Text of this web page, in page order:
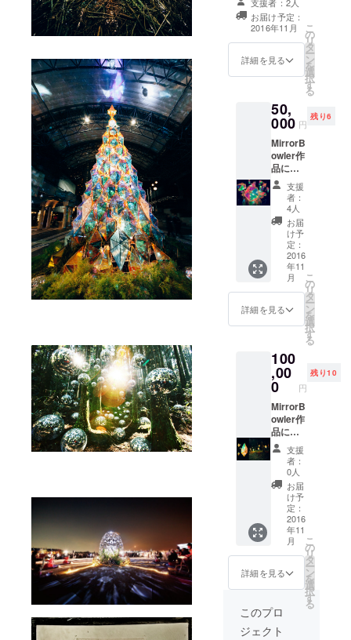
のを授か
り、1年間家
族4人でバッ
クパックを
背負って世
する。現在
はデザイン
の仕事をし
ながら、家
元としてミ
ラーボー
ラーズの仲
間と作品を
る。
BurningManで
のミラーボー
ラー作品のプリ
ント
http://www.peta
支援者：2人
お届け予定：
2016年11月
詳細を見る
こ
の
リ
タ
ー
ン
を
選
択
す
る
50,
000 円
残り6
MirrorB
owler作
品にも
実際使
用する
オリジ
ナルラ
イト 通
『MINI
UEDA
』1点
点灯す
る前は
薄い金
中のラ
イトを
点灯す
ると 見
る角度
により
様々な
色を放
出しマ
ジカル
な輝き
を魅せ
ます。
size 約
20cm角
正二十
面体
支援
者：
4人
お届
け予
定：
2016
年11
月
詳細を見る
こ
の
リ
タ
ー
ン
を
選
択
す
る
100
,00
0 円
残り10
MirrorB
owler作
品にも
実際使
用する
オリジ
ナルラ
イト 通
『UED
A』 1
点 点
灯する
前は薄
い金色
ラーで
中のラ
イトを
支援
者：
0人
お届
け予
定：
2016
年11
月
詳細を見る
こ
の
リ
タ
ー
ン
を
選
択
す
る
このプロ
ジェクト